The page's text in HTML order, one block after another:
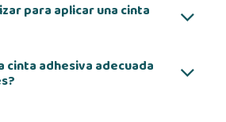
para aplicar una cinta
cinta adhesiva adecuada